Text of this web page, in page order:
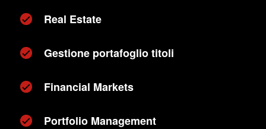
Real Estate
Gestione portafoglio titoli
Financial Markets
Portfolio Management